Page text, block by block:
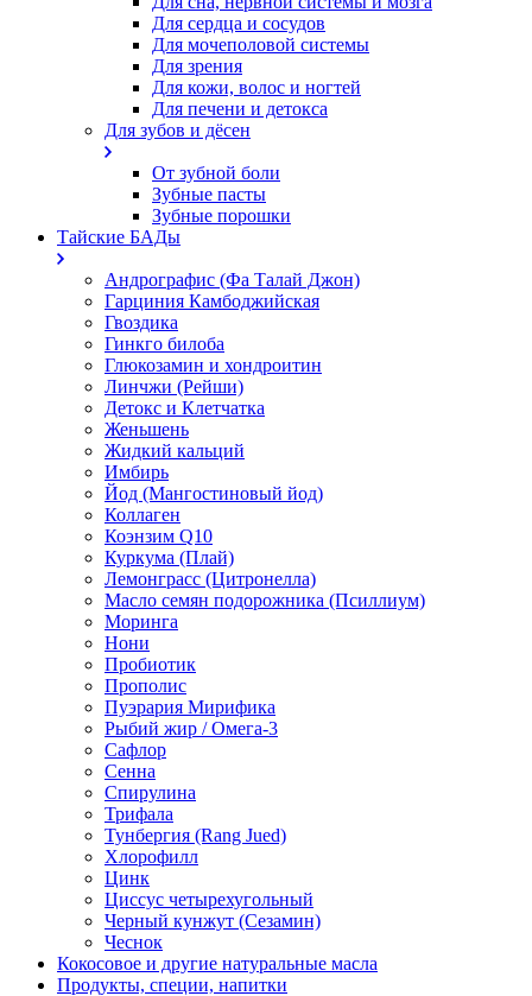
Для сердца и сосудов
Для мочеполовой системы
Для зрения
Для кожи, волос и ногтей
Для печени и детокса
Для зубов и дёсен
От зубной боли
Зубные пасты
Зубные порошки
Тайские БАДы
Андрографис (Фа Талай Джон)
Гарциния Камбоджийская
Гвоздика
Гинкго билоба
Глюкозамин и хондроитин
Линчжи (Рейши)
Детокс и Клетчатка
Женьшень
Жидкий кальций
Имбирь
Йод (Мангостиновый йод)
Коллаген
Коэнзим Q10
Куркума (Плай)
Лемонграсс (Цитронелла)
Масло семян подорожника (Псиллиум)
Моринга
Нони
Пробиотик
Прополис
Пуэрария Мирифика
Рыбий жир / Омега-3
Сафлор
Сенна
Спирулина
Трифала
Тунбергия (Rang Jued)
Хлорофилл
Цинк
Циссус четырехугольный
Черный кунжут (Сезамин)
Чеснок
Кокосовое и другие натуральные масла
Продукты, специи, напитки